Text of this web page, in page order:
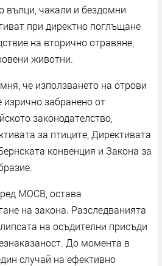
вълци, чакали и бездомни
при директно поглъщане
на вторично отравяне,
животни.
че използването на отрови
забранено от
законодателство,
за птиците, Директивата
конвенция и Закона за
МОСВ, остава
на закона. Разследванията
на осъдителни присъди
До момента в
случай на ефективно